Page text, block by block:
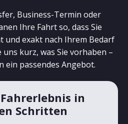
Business-Termin oder
Ihre Fahrt so, dass Sie
und exakt nach Ihrem Bedarf
uns kurz, was Sie vorhaben –
ein passendes Angebot.
in
Schritten